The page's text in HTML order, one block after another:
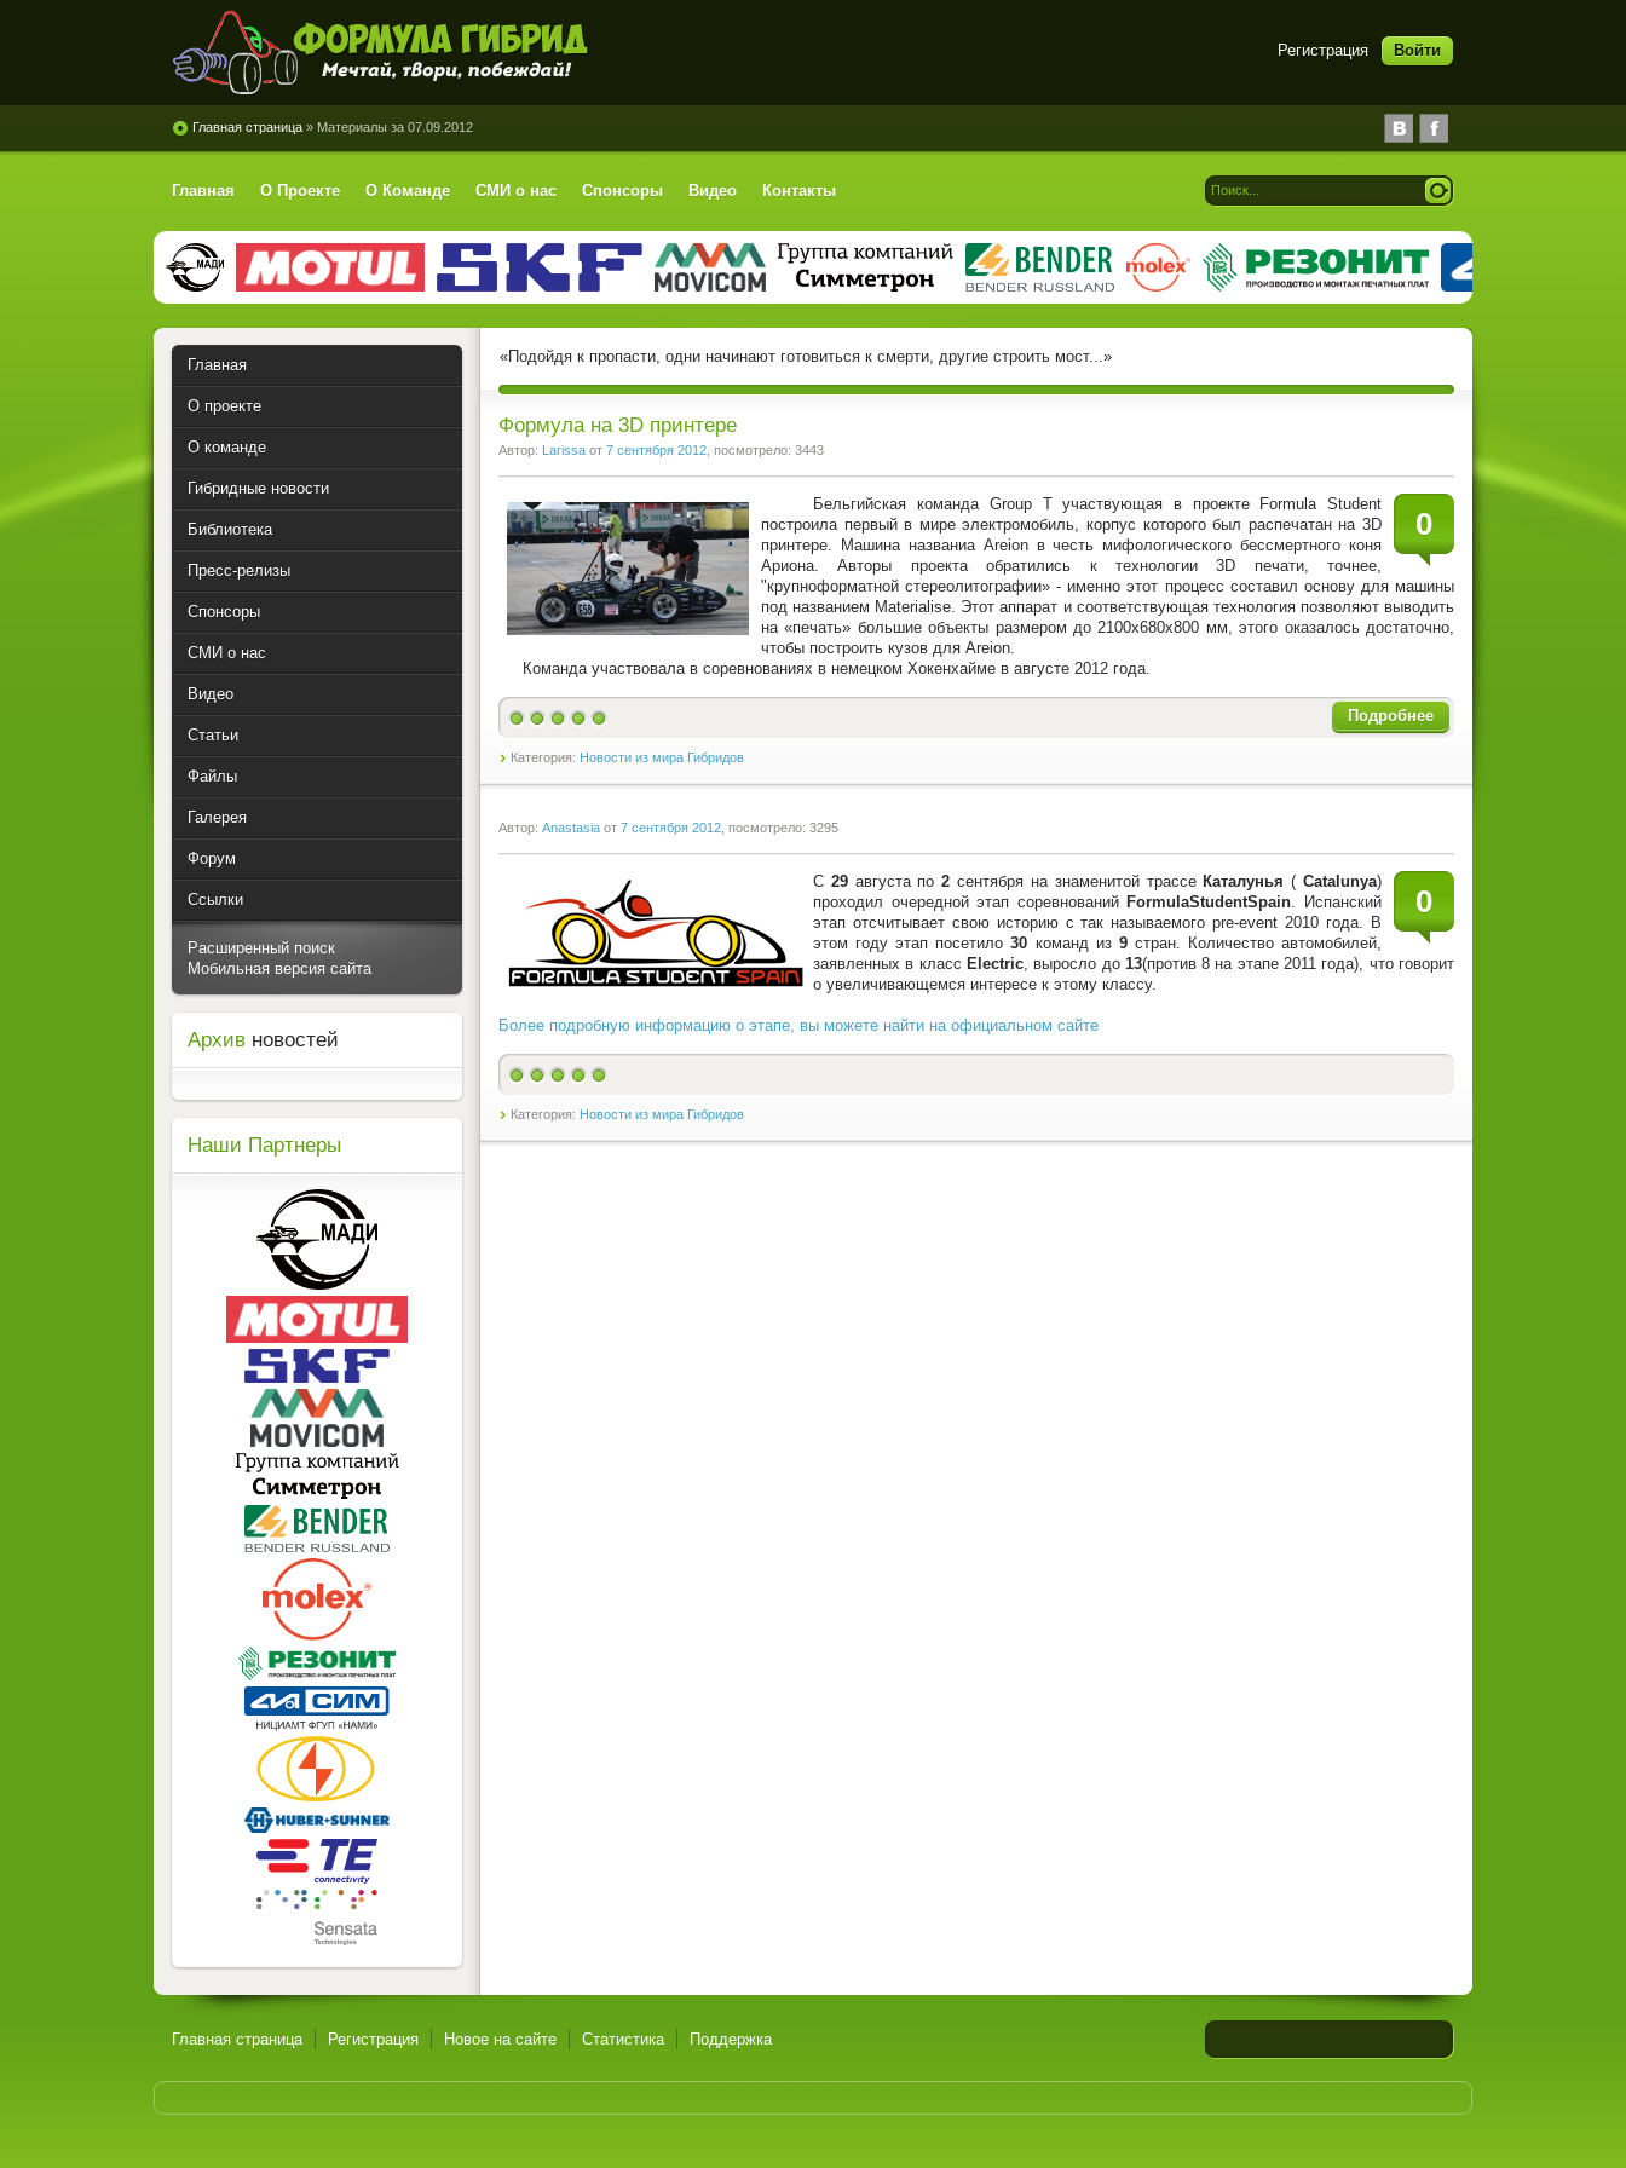
Формула Гибрид
Регистрация Войти
Главная страница » Материалы за 07.09.2012
Главная О Проекте О Команде СМИ о нас Спонсоры Видео Контакты
«Подойдя к пропасти, одни начинают готовиться к смерти, другие строить мост...»
Формула на 3D принтере
Автор: Larissa от 7 сентября 2012 , посмотрело: 3443
0
Бельгийская команда Group T участвующая в проекте Formula Student
построила первый в мире электромобиль, корпус которого был распечатан на 3D
принтере. Машина названиа Areion в честь мифологического бессмертного коня
Ариона. Авторы проекта обратились к технологии 3D печати, точнее,
"крупноформатной стереолитографии» - именно этот процесс составил основу для машины
под названием Materialise. Этот аппарат и соответствующая технология позволяют выводить
на «печать» большие объекты размером до 2100x680x800 мм, этого оказалось достаточно,
чтобы построить кузов для Areion.
Команда участвовала в соревнованиях в немецком Хокенхайме в августе 2012 года.
Подробнее
Категория: Новости из мира Гибридов
Автор: Anastasia от 7 сентября 2012 , посмотрело: 3295
0
С 29августа по2 сентября на знаменитой трассе Каталунья (Catalunya)
проходил очередной этап соревнований FormulaStudentSpain. Испанский
этап отсчитывает свою историю с так называемого pre-event 2010 года. В
этом году этап посетило30 команд из 9стран. Количество автомобилей,
заявленных в класс Electric, выросло до 13(против 8 на этапе 2011 года), что говорит
о увеличивающемся интересе к этому классу.
Более подробную информацию о этапе, вы можете найти на официальном сайте
Категория: Новости из мира Гибридов
Главная
О проекте
О команде
Гибридные новости
Библиотека
Пресс-релизы
Спонсоры
СМИ о нас
Видео
Статьи
Файлы
Галерея
Форум
Ссылки
Расширенный поиск
Мобильная версия сайта
Архив новостей
Наши Партнеры
Главная страница Регистрация Новое на сайте Статистика Поддержка